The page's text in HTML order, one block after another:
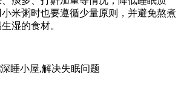
米粥时也要遵循少量原则，并避免熬煮
湿的食材。